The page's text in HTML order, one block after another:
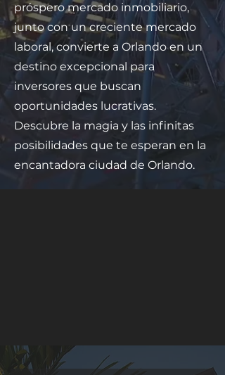
próspero mercado inmobiliario,
junto con un creciente mercado
laboral, convierte a Orlando en un
destino excepcional para
inversores que buscan
oportunidades lucrativas.
Descubre la magia y las infinitas
posibilidades que te esperan en la
encantadora ciudad de Orlando.